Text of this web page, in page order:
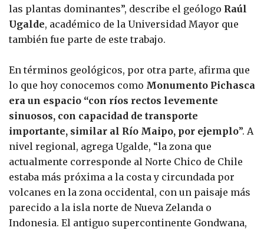
las plantas dominantes”, describe el geólogo Raúl
Ugalde, académico de la Universidad Mayor que
también fue parte de este trabajo.
En términos geológicos, por otra parte, afirma que
lo que hoy conocemos como Monumento Pichasca
era un espacio “con ríos rectos levemente
sinuosos, con capacidad de transporte
importante, similar al Río Maipo, por ejemplo”. A
nivel regional, agrega Ugalde, “la zona que
actualmente corresponde al Norte Chico de Chile
estaba más próxima a la costa y circundada por
volcanes en la zona occidental, con un paisaje más
parecido a la isla norte de Nueva Zelanda o
Indonesia. El antiguo supercontinente Gondwana,